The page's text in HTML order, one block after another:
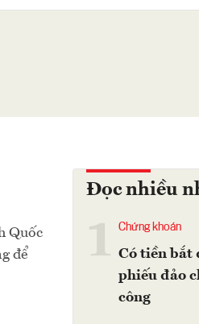
Quốc
để
Đọc nhiều
Chứng khoán
Có tiền bắt
phiếu đảo
công